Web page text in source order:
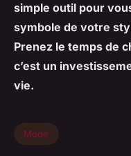
simple outil pour
symbole de votre
Prenez le temps de
c’est un
vie.
Mode